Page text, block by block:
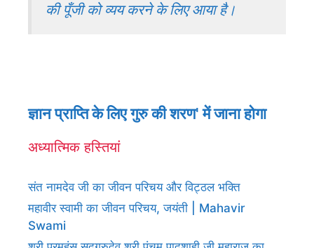
की पूँजी को व्यय करने के लिए आया है।
ज्ञान प्राप्ति के लिए गुरु की शरण' में जाना होगा
अध्यात्मिक हस्तियां
संत नामदेव जी का जीवन परिचय और विट्ठल भक्ति
महावीर स्वामी का जीवन परिचय, जयंती | Mahavir
Swami